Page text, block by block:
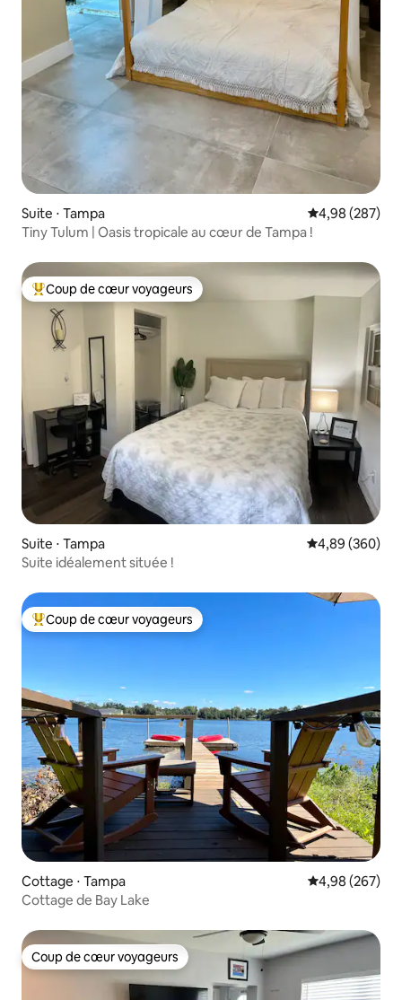
Suite ⋅ Tampa Évaluation
4,98 (287)
Tiny Tulum | Oasis tropicale au cœur de Tampa !
Coups de cœur voyageurs les plus appréciés
Coup de cœur voyageurs
Suite ⋅ Tampa Évaluation
4,89 (360)
Suite idéalement située !
Coups de cœur voyageurs les plus appréciés
Coup de cœur voyageurs
Cottage ⋅ Tampa Évaluation
4,98 (267)
Cottage de Bay Lake
Coup de cœur voyageurs
Coup de cœur voyageurs